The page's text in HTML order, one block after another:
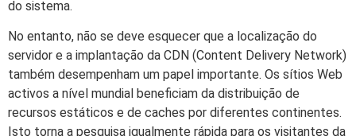
do sistema.
No entanto, não se deve esquecer que a localização do
servidor e a implantação da CDN (Content Delivery Network)
também desempenham um papel importante. Os sítios Web
activos a nível mundial beneficiam da distribuição de
recursos estáticos e de caches por diferentes continentes.
Isto torna a pesquisa igualmente rápida para os visitantes da